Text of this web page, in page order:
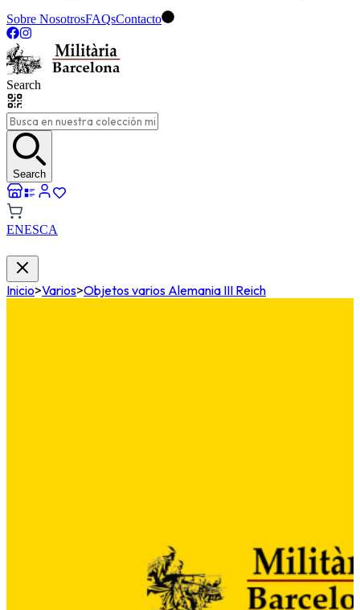
Sobre NosotrosFAQsContacto
Search
Search
ENESCA
Inicio>Varios>Objetos varios Alemania III Reich